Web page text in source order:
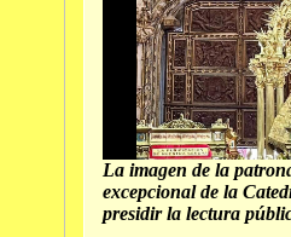
La imagen de la
excepcional de la
presidir la lectura